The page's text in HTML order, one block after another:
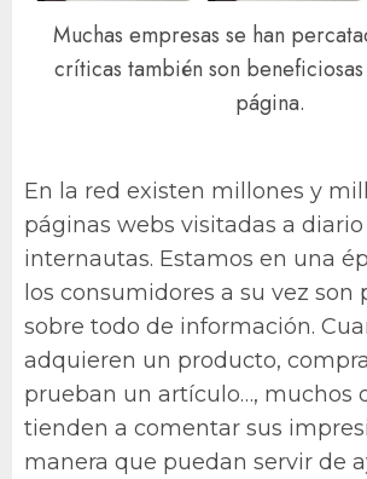
Muchas empresas se han
críticas también son
página.
En la red existen millones y
páginas webs visitadas a
internautas. Estamos en una
los consumidores a su vez son
sobre todo de información.
adquieren un producto,
prueban un artículo…, muchos
tienden a comentar sus
manera que puedan servir de